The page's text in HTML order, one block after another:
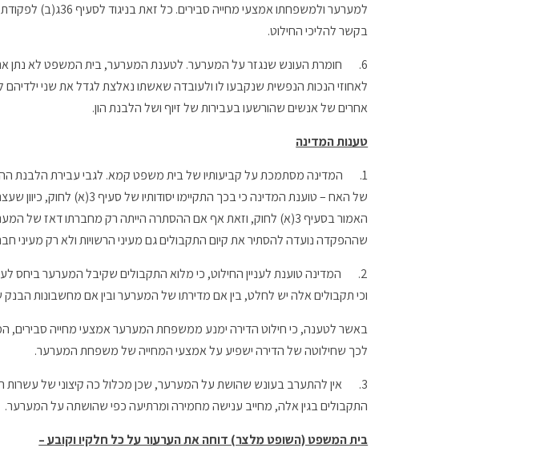
בקשר להליכי החילוט.
6.
חומרת העונש שנגזר על המערער. לטענת המערער, בית המשפט לא נתן
לאחוזי הנכות הנפשית שנקבעו לו ולעובדה שאשתו נאלצת לגדל את שני
אחרים של אנשים שהורשעו בעבירות של זיוף ושל הלבנת הון.
טענות המדינה
1.
של האח – טוענת המדינה כי
האמור בסעיף 3(א) לחוק, וזאת אף אם ההסתרה הייתה רק מחברתו
שההפקדה נועדה להסתיר את קיום התקבולים גם מעיני הרשויות ולא רק מעיני
2.
המדינה טוענת לעניין החילוט, כי מלוא התקבולים שקיבל המערער
וכי תקבולים אלה יש לחלט, בין אם מדירתו של המערער ובין אם מחשבונות הבנק
באשר לטענה, כי חילוט הדירה ימנע ממשפחת המערער אמצעי מחייה סבירים,
לכך שחילוטה של הדירה ישפיע על אמצעי המחייה של משפחת המערער.
3.
אין להתערב בעונש שהושת על המערער, שכן מכלול כה קיצוני של עשרות
התקבולים בגין אלה, מחייב ענישה מחמירה ומרתיעה כפי שהושתה על המערער.
בית המשפט (השופט מלצר) דוחה את הערעור על כל חלקיו וקובע –